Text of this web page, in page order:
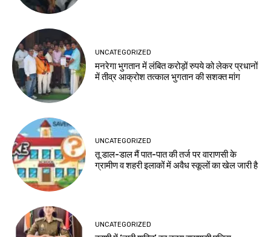
UNCATEGORIZED
मनरेगा भुगतान में लंबित करोड़ों रुपये को लेकर प्रधानों
में तीव्र आक्रोश तत्काल भुगतान की सशक्त मांग
UNCATEGORIZED
तू डाल-डाल मैं पात-पात की तर्ज पर वाराणसी के
ग्रामीण व शहरी इलाकों में अवैध स्कूलों का खेल जारी है
UNCATEGORIZED